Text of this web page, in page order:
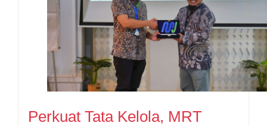
Perkuat Tata Kelola, MRT